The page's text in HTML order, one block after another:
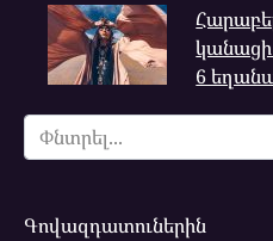
կանացի
6
Search
for:
Գովազդատուներին